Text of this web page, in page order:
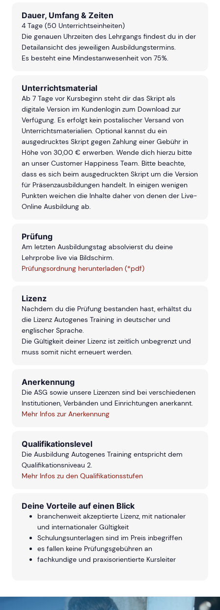
Dauer, Umfang & Zeiten
4 Tage (50 Unterrichtseinheiten)
Die genauen Uhrzeiten des Lehrgangs findest du in der
Detailansicht des jeweiligen Ausbildungstermins.
Es besteht eine Mindestanwesenheit von 75%.
Unterrichtsmaterial
Ab 7 Tage vor Kursbeginn steht dir das Skript als
digitale Version im Kundenlogin zum Download zur
Verfügung. Es erfolgt kein postalischer Versand von
Unterrichtsmaterialien. Optional kannst du ein
ausgedrucktes Skript gegen Zahlung einer Gebühr in
Höhe von 30,00 € erwerben. Wende dich hierzu bitte
an unser Customer Happiness Team. Bitte beachte,
dass es sich beim ausgedruckten Skript um die Version
für Präsenzausbildungen handelt. In einigen wenigen
Punkten weichen die Inhalte daher von denen der Live-
Online Ausbildung ab.
Prüfung
Am letzten Ausbildungstag absolvierst du deine
Lehrprobe live via Bildschirm.
Prüfungsordnung herunterladen (*pdf)
Lizenz
Nachdem du die Prüfung bestanden hast, erhältst du
die Lizenz Autogenes Training in deutscher und
englischer Sprache.
Die Gültigkeit deiner Lizenz ist zeitlich unbegrenzt und
muss somit nicht erneuert werden.
Anerkennung
Die ASG sowie unsere Lizenzen sind bei verschiedenen
Institutionen, Verbänden und Einrichtungen anerkannt.
Mehr Infos zur Anerkennung
Qualifikationslevel
Die Ausbildung Autogenes Training entspricht dem
Qualifikationsniveau 2.
Mehr Infos zu den Qualifikationsstufen
Deine Vorteile auf einen Blick
branchenweit akzeptierte Lizenz, mit nationaler
und internationaler Gültigkeit
Schulungsunterlagen sind im Preis inbegriffen
es fallen keine Prüfungsgebühren an
fachkundige und praxisorientierte Kursleiter